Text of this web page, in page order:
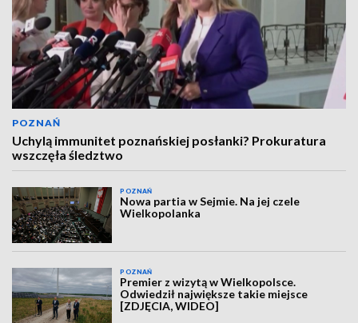
POZNAŃ
Uchylą immunitet poznańskiej posłanki? Prokuratura
wszczęła śledztwo
POZNAŃ
Nowa partia w Sejmie. Na jej czele
Wielkopolanka
POZNAŃ
Premier z wizytą w Wielkopolsce.
Odwiedził największe takie miejsce
[ZDJĘCIA, WIDEO]